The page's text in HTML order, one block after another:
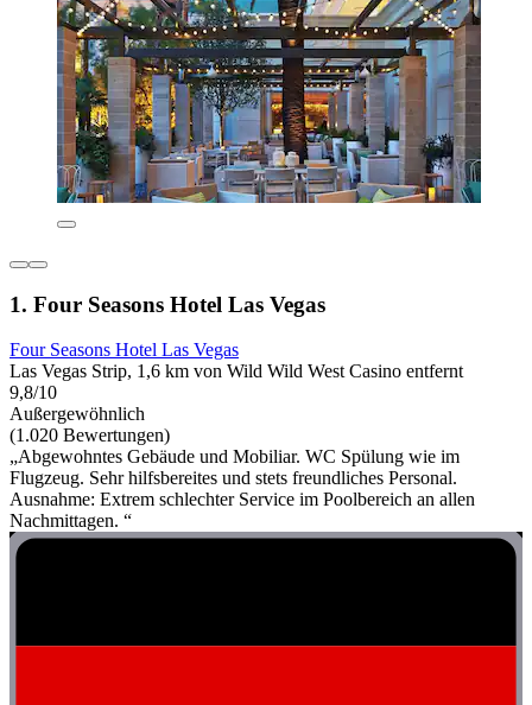
1. Four Seasons Hotel Las Vegas
Four Seasons Hotel Las Vegas
Las Vegas Strip, 1,6 km von Wild Wild West Casino entfernt
9,8/10
Außergewöhnlich
(1.020 Bewertungen)
„Abgewohntes Gebäude und Mobiliar. WC Spülung wie im
Flugzeug. Sehr hilfsbereites und stets freundliches Personal.
Ausnahme: Extrem schlechter Service im Poolbereich an allen
Nachmittagen. “